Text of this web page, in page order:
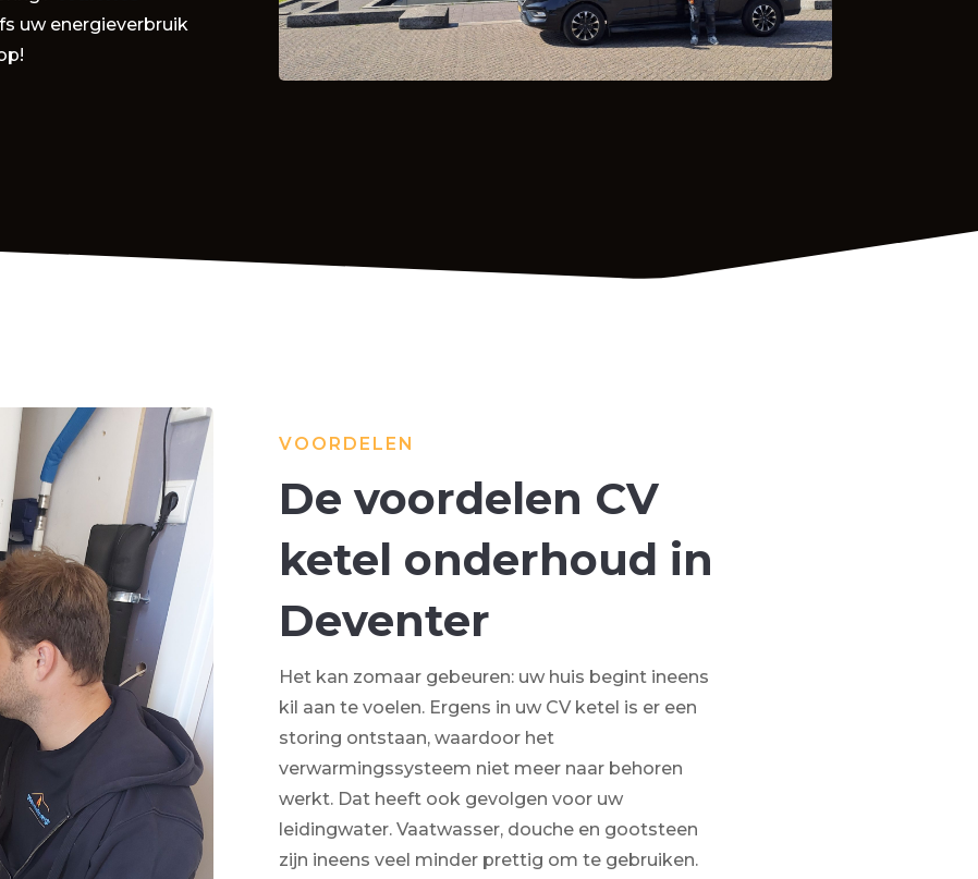
uw energieverbruik
VOORDELEN
De voordelen CV
ketel onderhoud in
Deventer
Het kan zomaar gebeuren: uw huis begint ineens
kil aan te voelen. Ergens in uw CV ketel is er een
storing ontstaan, waardoor het
verwarmingssysteem niet meer naar behoren
werkt. Dat heeft ook gevolgen voor uw
leidingwater. Vaatwasser, douche en gootsteen
zijn ineens veel minder prettig om te gebruiken.